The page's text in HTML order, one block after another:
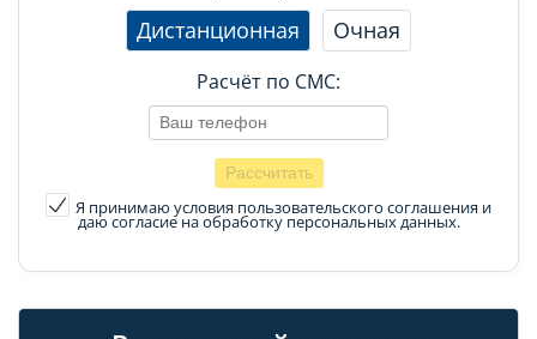
Дистанционная Очная
Расчёт по СМС:
Я принимаю условия пользовательского соглашения и
даю согласие на обработку персональных данных.